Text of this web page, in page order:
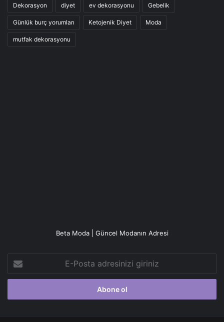
Dekorasyon diyet ev dekorasyonu Gebelik
Günlük burç yorumları Ketojenik Diyet Moda
mutfak dekorasyonu
Beta Moda | Güncel Modanın Adresi
Posta
adresinizi